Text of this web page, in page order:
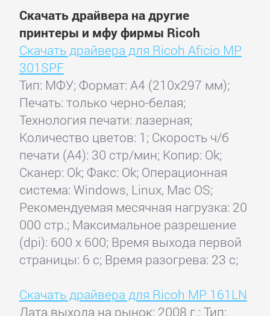
Скачать драйвера на другие
принтеры и мфу фирмы Ricoh
Скачать драйвера для Ricoh Aficio MP
301SPF
Тип: МФУ; Формат: A4 (210x297 мм);
Печать: только черно-белая;
Технология печати: лазерная;
Количество цветов: 1; Скорость ч/б
печати (А4): 30 стр/мин; Копир: Ok;
Сканер: Ok; Факс: Ok; Операционная
система: Windows, Linux, Mac OS;
Рекомендуемая месячная нагрузка: 20
000 стр.; Максимальное разрешение
(dpi): 600 x 600; Время выхода первой
страницы: 6 с; Время разогрева: 23 с;
Скачать драйвера для Ricoh MP 161LN
Дата выхода на рынок: 2008 г.; Тип: